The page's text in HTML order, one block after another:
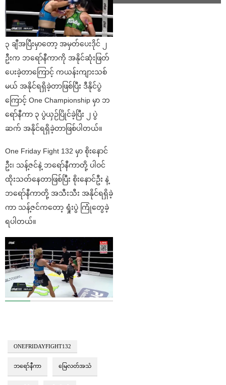
၃ ချီအပြီးမှာတော့ အမှတ်ပေးဒိုင် ၂
ဦးက ဘရော်နီကာကို အနိုင်ဆုံးဖြတ်
ပေးခဲ့တာကြောင့် ကယန်းကျားသစ်
မယ် အနိုင်ရရှိခဲ့တာဖြစ်ပြီး ဒီနိုင်ပွဲ
ကြောင့် One Championship မှာ ဘ
ရော်နီကာ ၃ ပွဲယှဉ်ပြိုင်ခဲ့ပြီး ၂ ပွဲ
ဆက် အနိုင်ရရှိခဲ့တာဖြစ်ပါတယ်။
One Friday Fight 132 မှာ စိုးနောင်
ဦး၊ သန့်ဇင်နဲ့ ဘရော်နီကာတို့ ပါဝင်
ထိုးသတ်နေတာဖြစ်ပြီး စိုးနောင်ဦး နဲ့
ဘရော်နီကာတို့ အသီးသီး အနိုင်ရရှိခဲ့
ကာ သန့်ဇင်ကတော့ ရှုံးပွဲ ကြုံတွေခဲ့
ရပါတယ်။
ONEFRIDAYFIGHT132
ဘရော်နီကာ မြေလတ်အသံ